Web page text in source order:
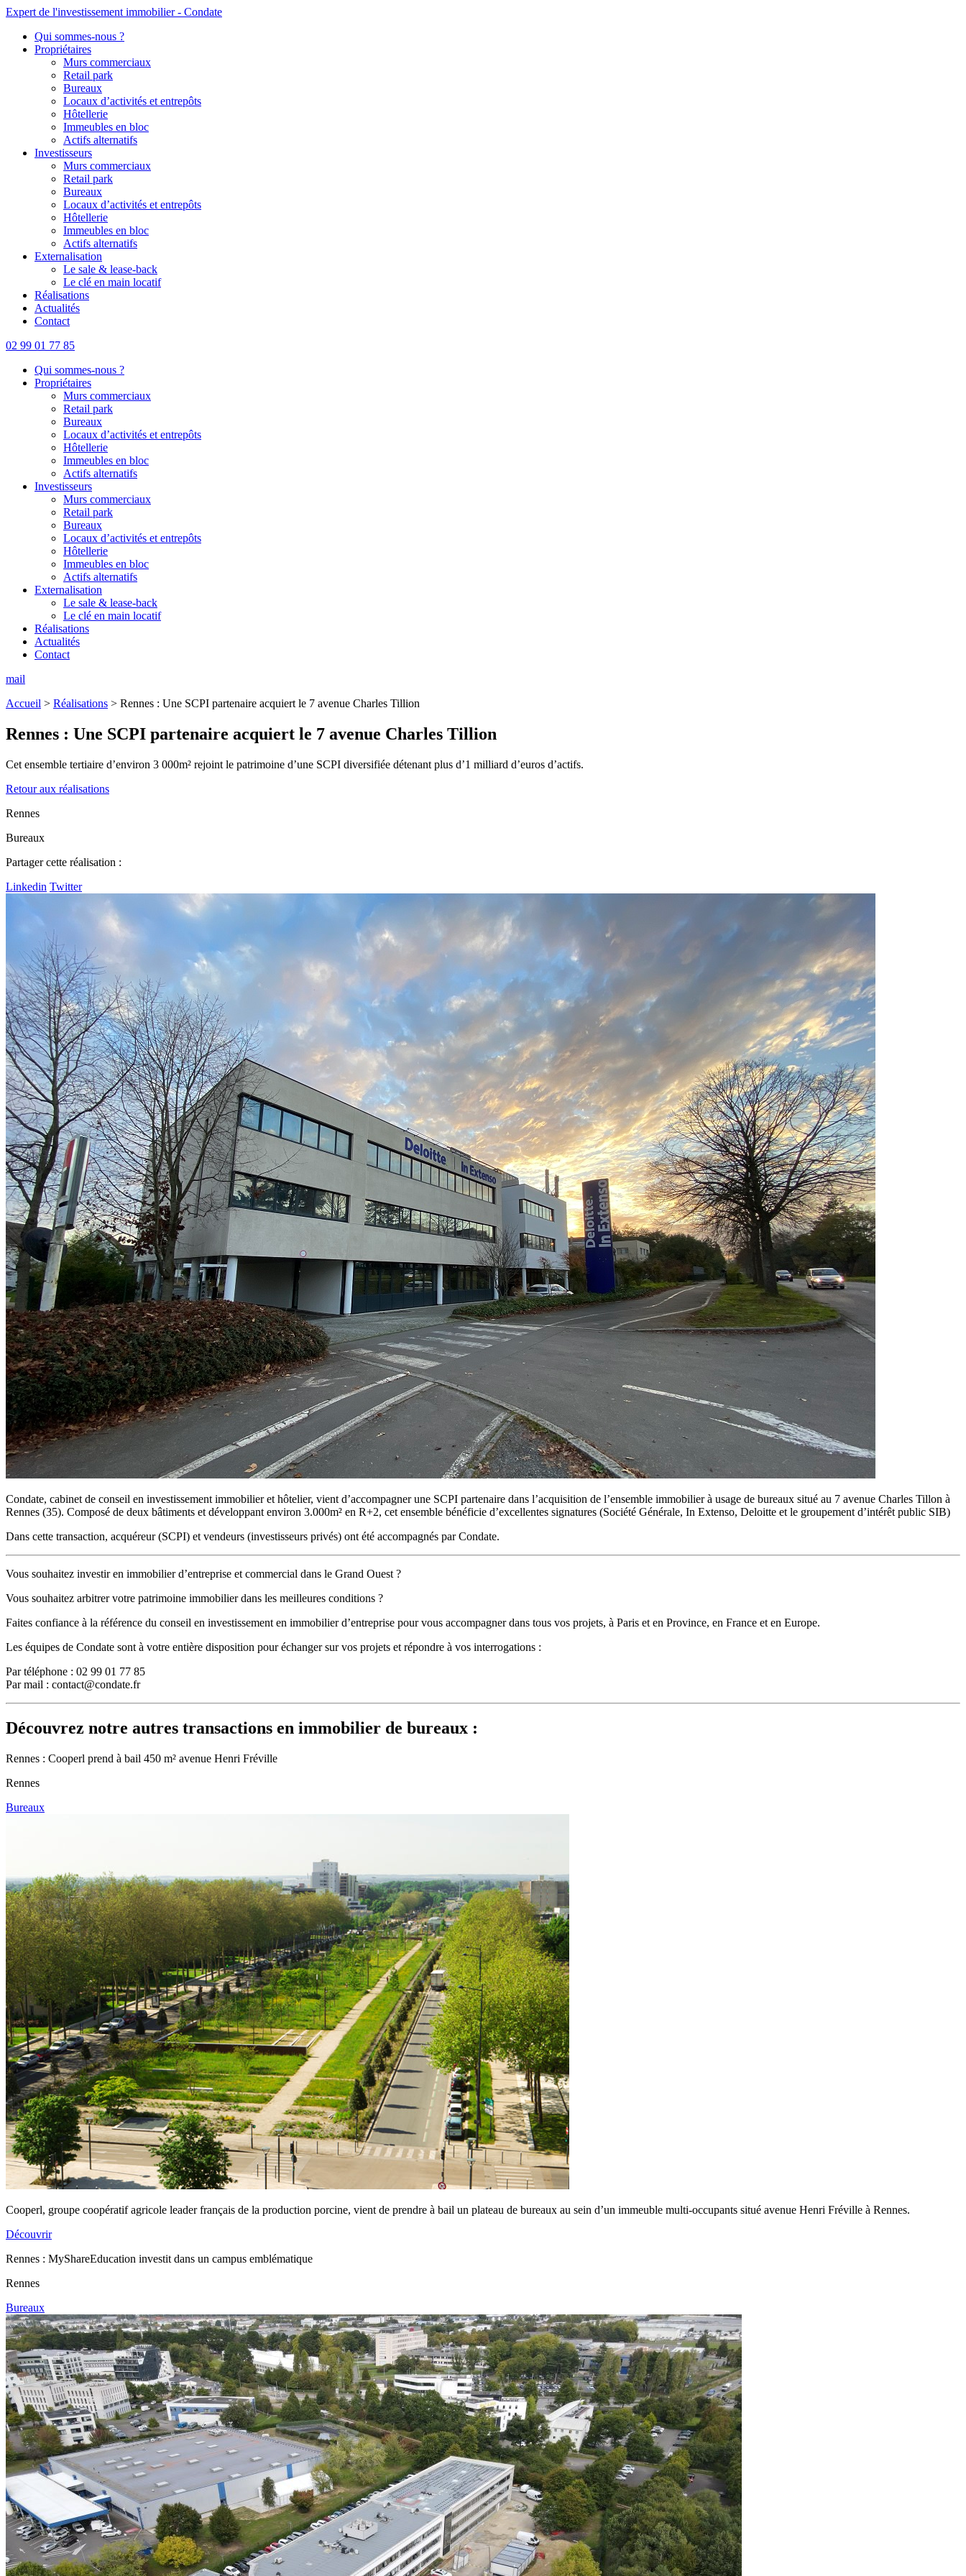
Expert de l'investissement immobilier - Condate
Qui sommes-nous ?
Propriétaires
Murs commerciaux
Retail park
Bureaux
Locaux d’activités et entrepôts
Hôtellerie
Immeubles en bloc
Actifs alternatifs
Investisseurs
Murs commerciaux
Retail park
Bureaux
Locaux d’activités et entrepôts
Hôtellerie
Immeubles en bloc
Actifs alternatifs
Externalisation
Le sale & lease-back
Le clé en main locatif
Réalisations
Actualités
Contact
02 99 01 77 85
Qui sommes-nous ?
Propriétaires
Murs commerciaux
Retail park
Bureaux
Locaux d’activités et entrepôts
Hôtellerie
Immeubles en bloc
Actifs alternatifs
Investisseurs
Murs commerciaux
Retail park
Bureaux
Locaux d’activités et entrepôts
Hôtellerie
Immeubles en bloc
Actifs alternatifs
Externalisation
Le sale & lease-back
Le clé en main locatif
Réalisations
Actualités
Contact
mail
Accueil > Réalisations > Rennes : Une SCPI partenaire acquiert le 7 avenue Charles Tillion
Rennes : Une SCPI partenaire acquiert le 7 avenue Charles Tillion
Cet ensemble tertiaire d’environ 3 000m² rejoint le patrimoine d’une SCPI diversifiée détenant plus d’1 milliard d’euros d’actifs.
Retour aux réalisations
Rennes
Bureaux
Partager cette réalisation :
Linkedin Twitter
Condate, cabinet de conseil en investissement immobilier et hôtelier, vient d’accompagner une SCPI partenaire dans l’acquisition de l’ensemble immobilier à usage de bureaux situé au 7 avenue Charles Tillon à
Rennes (35). Composé de deux bâtiments et développant environ 3.000m² en R+2, cet ensemble bénéficie d’excellentes signatures (Société Générale, In Extenso, Deloitte et le groupement d’intérêt public SIB)
Dans cette transaction, acquéreur (SCPI) et vendeurs (investisseurs privés) ont été accompagnés par Condate.
Vous souhaitez investir en immobilier d’entreprise et commercial dans le Grand Ouest ?
Vous souhaitez arbitrer votre patrimoine immobilier dans les meilleures conditions ?
Faites confiance à la référence du conseil en investissement en immobilier d’entreprise pour vous accompagner dans tous vos projets, à Paris et en Province, en France et en Europe.
Les équipes de Condate sont à votre entière disposition pour échanger sur vos projets et répondre à vos interrogations :
Par téléphone : 02 99 01 77 85
Par mail : contact@condate.fr
Découvrez notre autres transactions en immobilier de bureaux :
Rennes : Cooperl prend à bail 450 m² avenue Henri Fréville
Rennes
Bureaux
Cooperl, groupe coopératif agricole leader français de la production porcine, vient de prendre à bail un plateau de bureaux au sein d’un immeuble multi-occupants situé avenue Henri Fréville à Rennes.
Découvrir
Rennes : MyShareEducation investit dans un campus emblématique
Rennes
Bureaux